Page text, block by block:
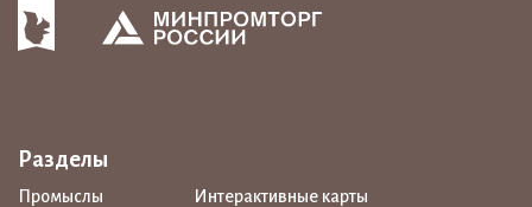
Разделы
Промыслы
Интерактивные карты